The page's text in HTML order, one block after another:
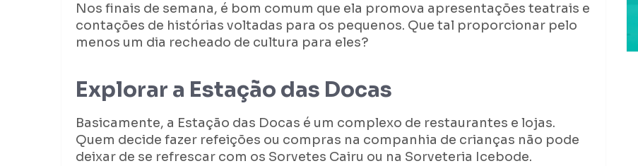
Nos finais de semana, é bom comum que ela promova apresentações teatrais e
contações de histórias voltadas para os pequenos. Que tal proporcionar pelo
menos um dia recheado de cultura para eles?
Explorar a Estação das Docas
Basicamente, a Estação das Docas é um complexo de restaurantes e lojas.
Quem decide fazer refeições ou compras na companhia de crianças não pode
deixar de se refrescar com os Sorvetes Cairu ou na Sorveteria Icebode.